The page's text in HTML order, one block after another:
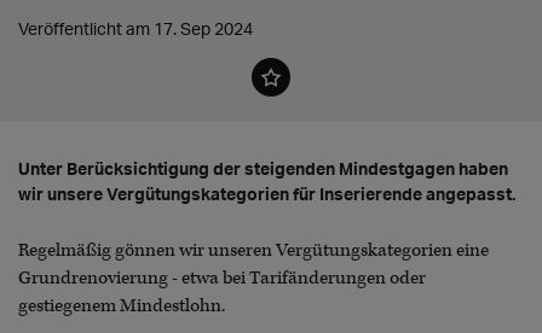
Veröffentlicht am 17. Sep 2024
Unter Berücksichtigung der steigenden Mindestgagen haben
wir unsere Vergütungskategorien für Inserierende angepasst.
Regelmäßig gönnen wir unseren Vergütungskategorien eine
Grundrenovierung - etwa bei Tarifänderungen oder
gestiegenem Mindestlohn.